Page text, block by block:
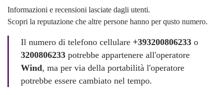
Informazioni e recensioni lasciate dagli utenti.
Scopri la reputazione che altre persone hanno per qusto numero.
Il numero di telefono cellulare +393200806233 o
3200806233 potrebbe appartenere all'operatore
Wind, ma per via della portabilità l'operatore
potrebbe essere cambiato nel tempo.